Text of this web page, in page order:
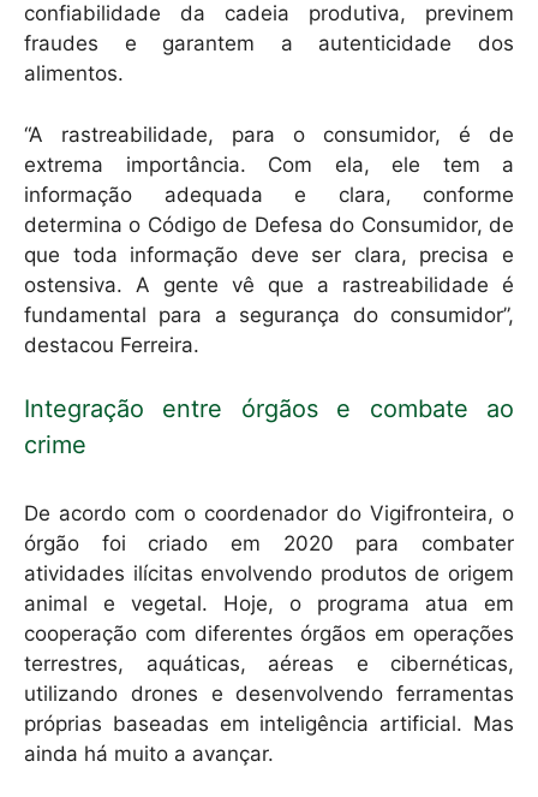
confiabilidade da cadeia produtiva, previnem
fraudes e garantem a autenticidade dos
alimentos.
“A rastreabilidade, para o consumidor, é de
extrema importância. Com ela, ele tem a
informação adequada e clara, conforme
determina o Código de Defesa do Consumidor, de
que toda informação deve ser clara, precisa e
ostensiva. A gente vê que a rastreabilidade é
fundamental para a segurança do consumidor”,
destacou Ferreira.
Integração entre órgãos e combate ao
crime
De acordo com o coordenador do Vigifronteira, o
órgão foi criado em 2020 para combater
atividades ilícitas envolvendo produtos de origem
animal e vegetal. Hoje, o programa atua em
cooperação com diferentes órgãos em operações
terrestres, aquáticas, aéreas e cibernéticas,
utilizando drones e desenvolvendo ferramentas
próprias baseadas em inteligência artificial. Mas
ainda há muito a avançar.